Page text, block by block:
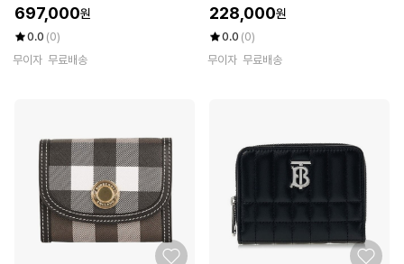
697,000원
0.0 (0)
무이자 무료배송
228,000원
0.0 (0)
무이자 무료배송